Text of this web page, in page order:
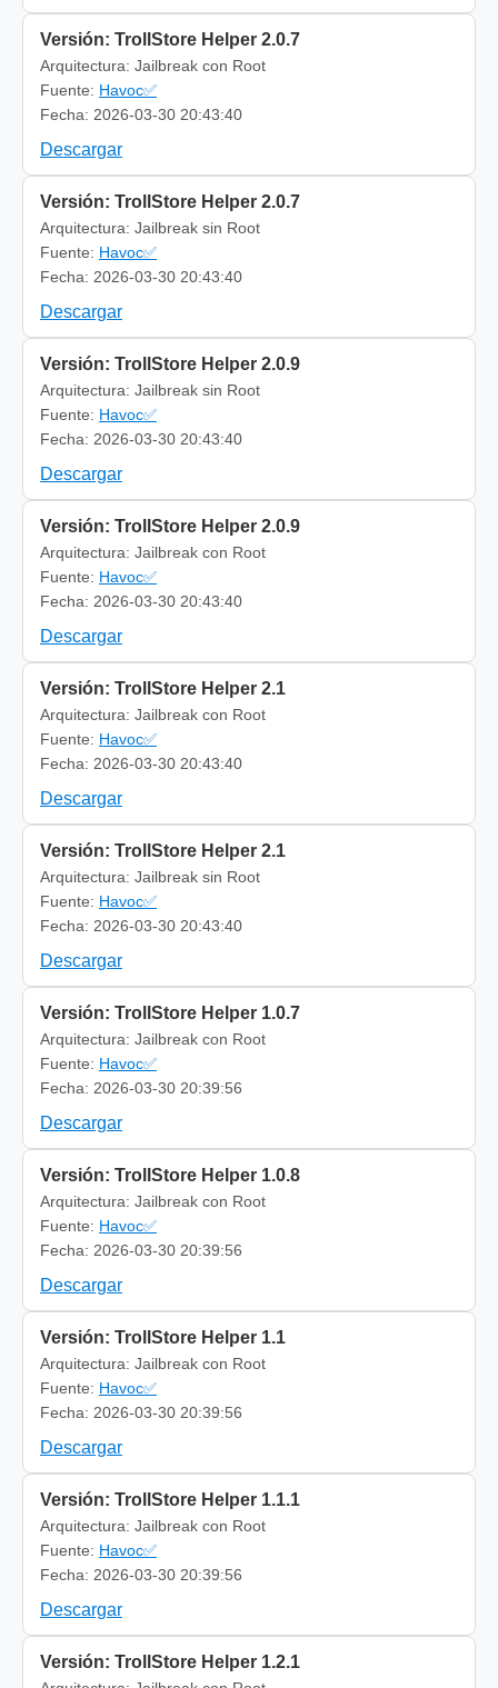
Versión: TrollStore Helper 2.0.7
Arquitectura: Jailbreak con Root
Fuente: Havoc✅
Fecha: 2026-03-30 20:43:40
Descargar
Versión: TrollStore Helper 2.0.7
Arquitectura: Jailbreak sin Root
Fuente: Havoc✅
Fecha: 2026-03-30 20:43:40
Descargar
Versión: TrollStore Helper 2.0.9
Arquitectura: Jailbreak sin Root
Fuente: Havoc✅
Fecha: 2026-03-30 20:43:40
Descargar
Versión: TrollStore Helper 2.0.9
Arquitectura: Jailbreak con Root
Fuente: Havoc✅
Fecha: 2026-03-30 20:43:40
Descargar
Versión: TrollStore Helper 2.1
Arquitectura: Jailbreak con Root
Fuente: Havoc✅
Fecha: 2026-03-30 20:43:40
Descargar
Versión: TrollStore Helper 2.1
Arquitectura: Jailbreak sin Root
Fuente: Havoc✅
Fecha: 2026-03-30 20:43:40
Descargar
Versión: TrollStore Helper 1.0.7
Arquitectura: Jailbreak con Root
Fuente: Havoc✅
Fecha: 2026-03-30 20:39:56
Descargar
Versión: TrollStore Helper 1.0.8
Arquitectura: Jailbreak con Root
Fuente: Havoc✅
Fecha: 2026-03-30 20:39:56
Descargar
Versión: TrollStore Helper 1.1
Arquitectura: Jailbreak con Root
Fuente: Havoc✅
Fecha: 2026-03-30 20:39:56
Descargar
Versión: TrollStore Helper 1.1.1
Arquitectura: Jailbreak con Root
Fuente: Havoc✅
Fecha: 2026-03-30 20:39:56
Descargar
Versión: TrollStore Helper 1.2.1